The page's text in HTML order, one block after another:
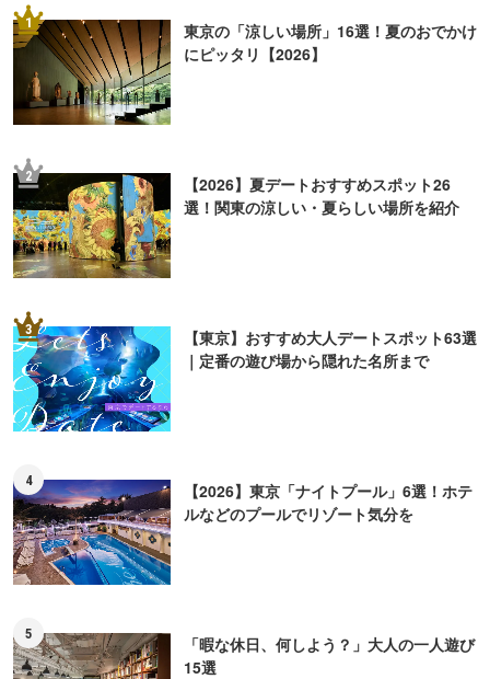
1
東京の「涼しい場所」16選！夏のおでかけ
にピッタリ【2026】
2
【2026】夏デートおすすめスポット26
選！関東の涼しい・夏らしい場所を紹介
3
【東京】おすすめ大人デートスポット63選
｜定番の遊び場から隠れた名所まで
4
【2026】東京「ナイトプール」6選！ホテ
ルなどのプールでリゾート気分を
5
「暇な休日、何しよう？」大人の一人遊び
15選